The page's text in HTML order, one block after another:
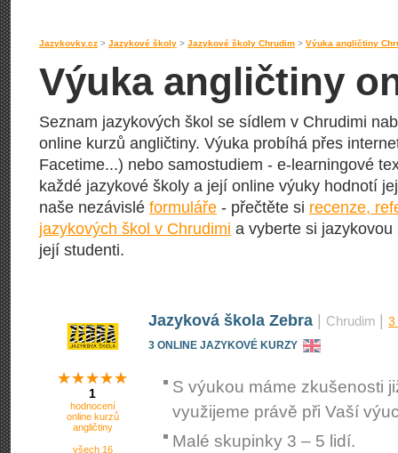
Jazykovky.cz > Jazykové školy > Jazykové školy Chrudim > Výuka angličtiny
Výuka angličtiny
Seznam jazykových škol se sídlem v Chrudimi
online kurzů angličtiny. Výuka probíhá přes
Facetime...) nebo samostudiem - e-learningové
každé jazykové školy a její online výuky hodnotí
naše nezávislé formuláře - přečtěte si recenze,
jazykových škol v Chrudimi a vyberte si
její studenti.
Jazyková škola Zebra Chrudim 3
3 ONLINE JAZYKOVÉ KURZY
1
hodnocení
online kurzů
angličtiny
všech 16
S výukou máme zkušenosti
využijeme právě při Vaší
Malé skupinky 3 – 5 lidí.